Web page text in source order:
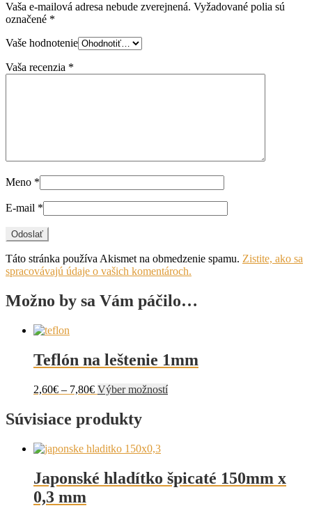
Vaša e-mailová adresa nebude zverejnená. Vyžadované polia sú
označené *
Vaše hodnotenie
Vaša recenzia *
Meno *
E-mail *
Táto stránka používa Akismet na obmedzenie spamu. Zistite, ako sa
spracovávajú údaje o vašich komentároch.
Možno by sa Vám páčilo…
Teflón na leštenie 1mm
2,60€ – 7,80€Price
2,60€
through
Výber možnostíTento
môžete
vybrať
Súvisiace produkty
Japonské hladítko špicaté 150mm x
0,3 mm